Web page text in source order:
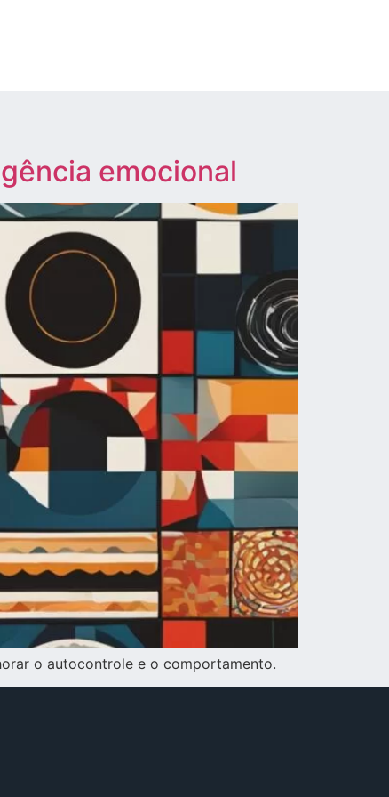
emocional
o autocontrole e o comportamento.